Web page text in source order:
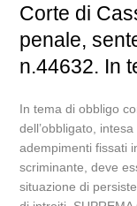
Corte di
penale,
n.44632. In
In tema di obbligo
dell’obbligato,
adempimenti fissati
scriminante, deve
situazione di